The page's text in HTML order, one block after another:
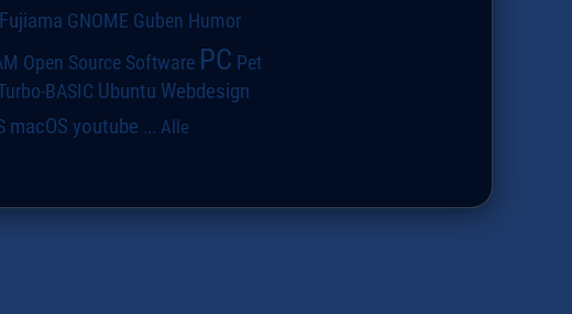
Fujiama GNOME Guben Humor
Open Source Software PC Pet
BASIC Ubuntu Webdesign
macOS youtube ... Alle